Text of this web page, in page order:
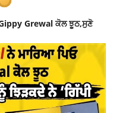
Grewal ਕੋਲ ਝੂਠ,ਸੁਣੋ